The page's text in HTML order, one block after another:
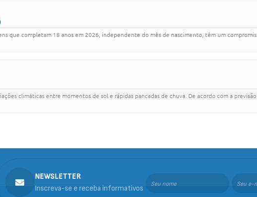
que completam 18 anos em 2026, independente do mês de nascimento, têm um
climáticas entre momentos de sol e rápidas pancadas de chuva. De acordo com a
NEWSLETTER
Inscreva-se e receba informativos